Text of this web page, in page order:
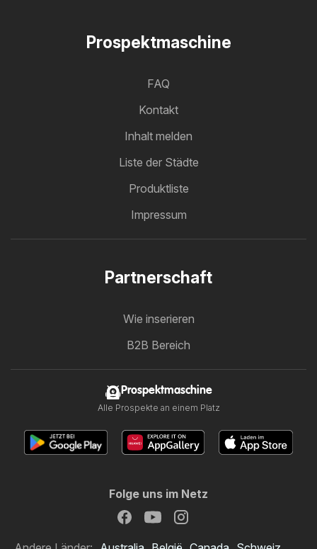
Prospektmaschine
FAQ
Kontakt
Inhalt melden
Liste der Städte
Produktliste
Impressum
Partnerschaft
Wie inserieren
B2B Bereich
Prospektmaschine
Alle Prospekte an einem Platz
Folge uns im Netz